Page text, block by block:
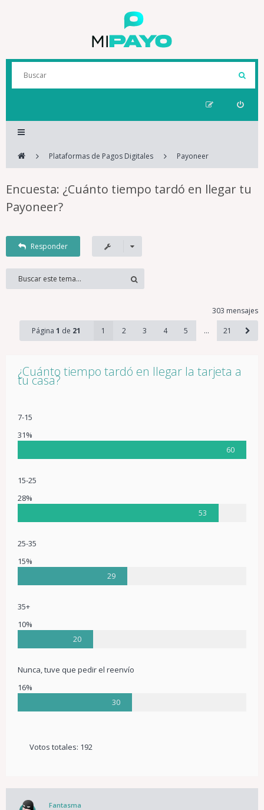
Plataformas de Pagos Digitales Payoneer
Encuesta: ¿Cuánto tiempo tardó en llegar tu
Payoneer?
Responder
303 mensajes
Página 1 de 21 1 2 3 4 5 … 21
¿Cuánto tiempo tardó en llegar la tarjeta a
tu casa?
7-15
31%
60
15-25
28%
53
25-35
15%
29
35+
10%
20
Nunca, tuve que pedir el reenvío
16%
30
Votos totales: 192
Fantasma